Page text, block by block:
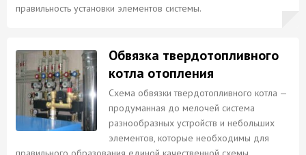
правильность установки элементов системы.
Обвязка твердотопливного
котла отопления
Схема обвязки твердотопливного котла —
продуманная до мелочей система
разнообразных устройств и небольших
элементов, которые необходимы для